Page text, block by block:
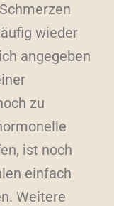
wieder
angegeben
zu
ist noch
einfach
Weitere